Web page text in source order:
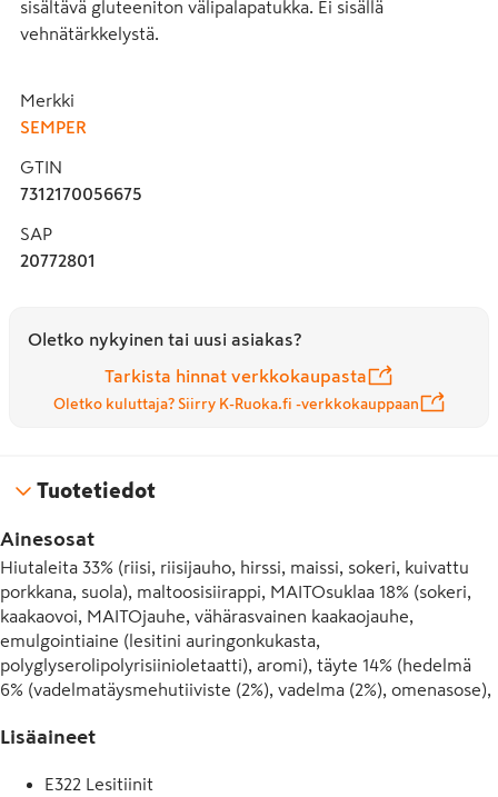
sisältävä gluteeniton välipalapatukka. Ei sisällä
vehnätärkkelystä.
Merkki
SEMPER
GTIN
7312170056675
SAP
20772801
Oletko nykyinen tai uusi asiakas?
Tarkista hinnat verkkokaupasta
Oletko kuluttaja? Siirry K-Ruoka.fi -verkkokauppaan
Tuotetiedot
Ainesosat
Hiutaleita 33% (riisi, riisijauho, hirssi, maissi, sokeri, kuivattu
porkkana, suola), maltoosisiirappi, MAITOsuklaa 18% (sokeri,
kaakaovoi, MAITOjauhe, vähärasvainen kaakaojauhe,
emulgointiaine (lesitini auringonkukasta,
polyglyserolipolyrisiinioletaatti), aromi), täyte 14% (hedelmä
6% (vadelmatäysmehutiiviste (2%), vadelma (2%), omenasose),
(pektiini), happo (sitruunahappo)), happamuudensäätöaine
(sorbitoli), fruktoosi, emulgointiaine (lesitini auringonkukasta),
Lisäaineet
E322 Lesitiinit